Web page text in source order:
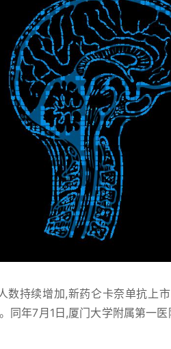
数持续增加,新药仑卡奈单抗上
同年7月1日,厦门大学附属第一